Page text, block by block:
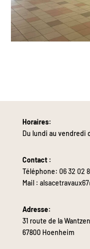
Horaires:
Du lundi au vendredi
Contact :
Téléphone: 06 32 02
Mail :
Adresse:
31 route de la
67800 Hoenheim